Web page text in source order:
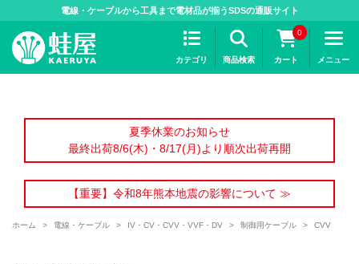
電線・ケーブルから工具まで電材品が揃うSDSの通販サイト
カテゴリ 商品検索
0
カート メニュー
夏季休業のお知らせ
最終出荷8/6(木)・8/17(月)より順次出荷再開
【重要】令和8年熊本地震の影響について ≫
ホーム > 電線・ケーブル > IV・CV・CVV・VVF・DV > 制御用ケーブル > CVV